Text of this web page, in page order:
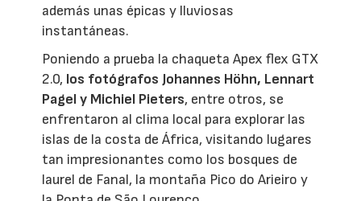
además unas épicas y lluviosas
instantáneas.
Poniendo a prueba la chaqueta Apex flex GTX
2.0, los fotógrafos Johannes Höhn, Lennart
Pagel y Michiel Pieters, entre otros, se
enfrentaron al clima local para explorar las
islas de la costa de África, visitando lugares
tan impresionantes como los bosques de
laurel de Fanal, la montaña Pico do Arieiro y